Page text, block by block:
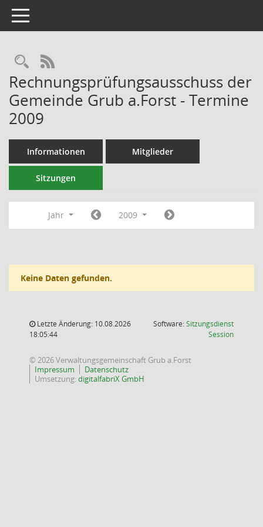
Toggle navigation
RSS-Feed
Rechnungsprüfungsausschuss der
Gemeinde Grub a.Forst - Termine
2009
Informationen Mitglieder
Sitzungen
Jahr 2009
Keine Daten gefunden.
Letzte Änderung: 10.08.2026
18:05:44
Software:Sitzungsdienst
Session(Wird in
© 2026 Verwaltungsgemeinschaft Grub a.Forst
Impressum
Datenschutz
Umsetzung:digitalfabriX GmbH